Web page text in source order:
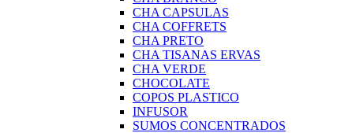
CHA CAPSULAS
CHA COFFRETS
CHA PRETO
CHA TISANAS ERVAS
CHA VERDE
CHOCOLATE
COPOS PLASTICO
INFUSOR
SUMOS CONCENTRADOS